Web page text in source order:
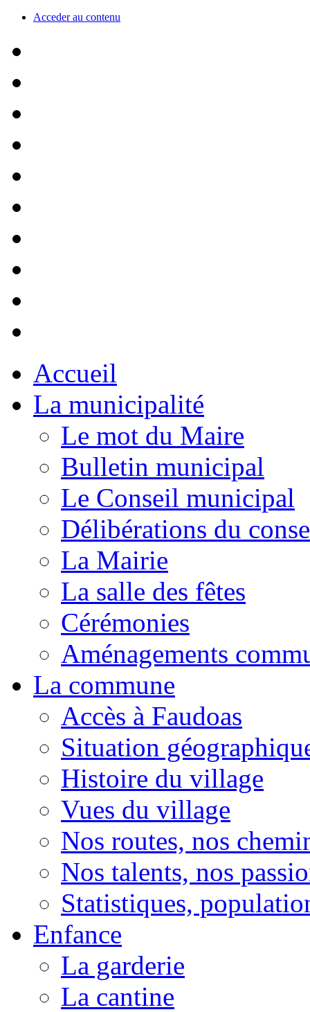
Acceder au contenu
Accueil
La municipalité
Le mot du Maire
Bulletin municipal
Le Conseil municipal
Délibérations du
La Mairie
La salle des fêtes
Cérémonies
Aménagements
La commune
Accès à Faudoas
Situation
Histoire du village
Vues du village
Nos routes, nos
Nos talents, nos
Statistiques,
Enfance
La garderie
La cantine